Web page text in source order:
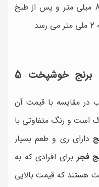
8 میلی متر و پس از طبخ
خرید اینترنتی برنج فجر یا برنج خوشپخت 5
در مقایسه با قیمت آن
است و رنگ متفاوتی با
دارای ری و طعم بسیار
فجربرای افرادی که به
هستند که قیمت بالایی